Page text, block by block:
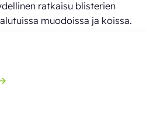
ratkaisu blisterien
muodoissa ja koissa.